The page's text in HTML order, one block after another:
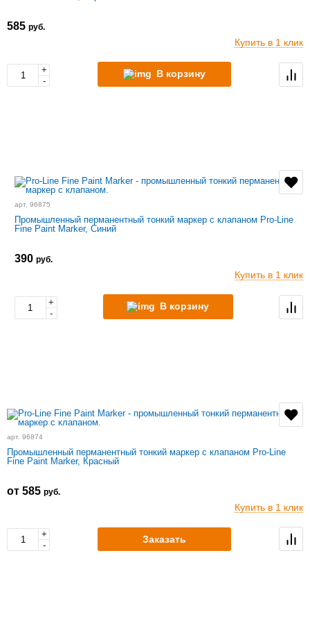
585 руб.
Купить в 1 клик
+
-
В корзину
арт. 96875
Промышленный перманентный тонкий маркер с клапаном Pro-Line
Fine Paint Marker, Синий
390 руб.
Купить в 1 клик
+
-
В корзину
арт. 96874
Промышленный перманентный тонкий маркер с клапаном Pro-Line
Fine Paint Marker, Красный
от 585 руб.
Купить в 1 клик
+
-
Заказать